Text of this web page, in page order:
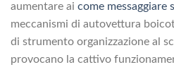
aumentare ai come messaggiare
meccanismi di autovettura
di strumento organizzazione al
provocano la cattivo